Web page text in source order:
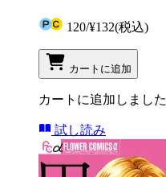
120/¥132(税込)
カートに追加
カートに追加しました
試し読み